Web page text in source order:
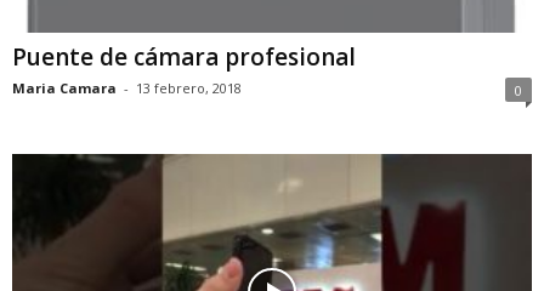
Puente de cámara profesional
Maria Camara - 13 febrero, 2018 0